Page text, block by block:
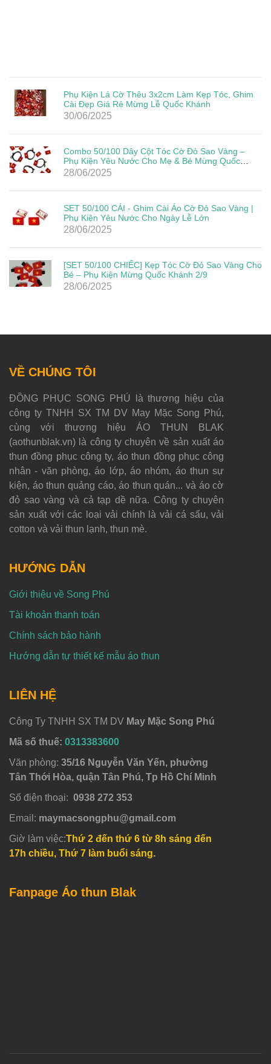
Phụ Kiện Lá Cờ Thêu 3x2cm Làm Kẹp Tóc, Ghim
Cài Đẹp Giá Rẻ Mừng Lễ Quốc Khánh
30/06/2025
Combo 50/100 Dây Cột Tóc Cờ Đỏ Sao Vàng –
Phụ Kiện Yêu Nước Cho Mẹ & Bé Mừng Quốc
Khánh 2/9
28/06/2025
SET 50/100 CÁI - Ghim Cài Áo Cờ Đỏ Sao Vàng |
Phụ Kiện Yêu Nước Cho Ngày Lễ Lớn
28/06/2025
[SET 50/100 CHIẾC] Kẹp Tóc Cờ Đỏ Sao Vàng Cho
Bé – Phụ Kiện Mừng Quốc Khánh 2/9
28/06/2025
VỀ CHÚNG TÔI
ĐỒNG PHỤC SONG PHÚ là thương hiệu của
công ty TNHH SX TM DV May Mặc Song Phú,
cùng với thương hiệu ÁO THUN BLAK
(aothunblak.vn) là công ty chuyên về sản xuất áo
thun đồng phục công ty, áo thun đồng phục công
nhân - văn phòng, áo lớp, áo nhóm, áo thun sự
kiện, áo thun quảng cáo, áo thun quán... và áo cờ
đỏ sao vàng và cả tạp dề nữa. Công ty chuyên
sản xuất với các loại vải chính là vải cá sấu, vải
cotton và vải thun lạnh, thun mè.
HƯỚNG DẪN
Giới thiệu về Song Phú
Tài khoản thanh toán
Chính sách bảo hành
Hướng dẫn tự thiết kế mẫu áo thun
LIÊN HỆ
Công Ty TNHH SX TM DV May Mặc Song Phú
Mã số thuế: 0313383600
Văn phòng: 35/16 Nguyễn Văn Yến, phường
Tân Thới Hòa, quận Tân Phú, Tp Hồ Chí Minh
Số điện thoại: 0938 272 353
Email: maymacsongphu@gmail.com
Giờ làm việc:Thứ 2 đến thứ 6 từ 8h sáng đến
17h chiều, Thứ 7 làm buổi sáng.
Fanpage Áo thun Blak